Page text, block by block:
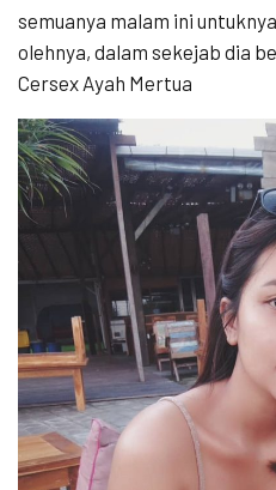
semuanya malam ini
olehnya, dalam sekejab dia
Cersex Ayah Mertua